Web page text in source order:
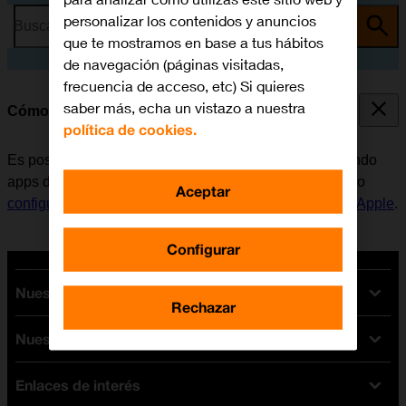
Busca por problema o tema
Cómo instalar apps de App Store
Es posible añadir nuevas funciones a la tablet, instalando
apps de App Store. Antes de instalar apps, es necesario
configurar la tablet para internet
activar la Cuenta de Apple.
Nuestras tarifas
Tarifas Orange
Tarifas fibra y móvil
Tarifas móviles
Nuestros dispositivos
Ofertas en móviles
Enlaces de interés
personalizar los contenidos y anuncios
que te mostramos en base a tus hábitos
de navegación (páginas visitadas,
frecuencia de acceso, etc) Si quieres
saber más, echa un vistazo a nuestra
política de cookies.
Configurar
Rechazar
Aceptar